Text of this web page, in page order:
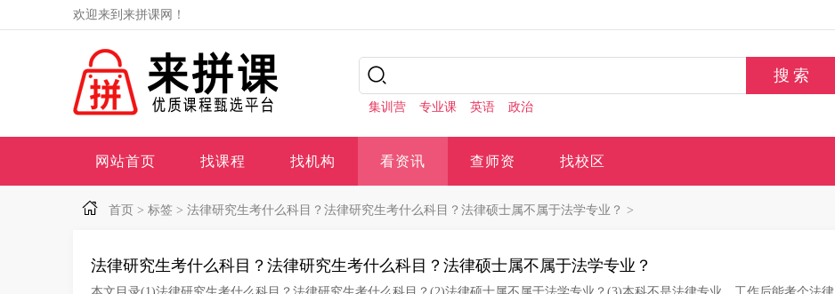
欢迎来到来拼课网！
集训营 专业课 英语 政治
网站首页 找课程 找机构 看资讯 查师资 找校区
首页 > 标签 > 法律研究生考什么科目？法律研究生考什么科目？法律硕士属不属于法学专业？ >
法律研究生考什么科目？法律研究生考什么科目？法律硕士属不属于法学专业？